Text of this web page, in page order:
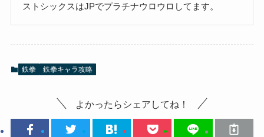
ストシックスはJPでプラチナウロウロしてます。
鉄拳 鉄拳キャラ攻略
よかったらシェアしてね！